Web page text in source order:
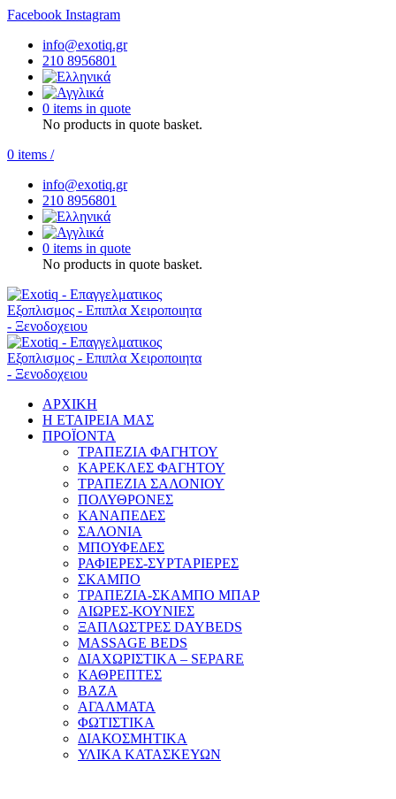
Facebook Instagram
info@exotiq.gr
210 8956801
0 items in quote
No products in quote basket.
0 items /
info@exotiq.gr
210 8956801
0 items in quote
No products in quote basket.
ΑΡΧΙΚΗ
Η ΕΤΑΙΡΕΙΑ ΜΑΣ
ΠΡΟΪΟΝΤΑ
ΤΡΑΠΕΖΙΑ ΦΑΓΗΤΟΥ
ΚΑΡΕΚΛΕΣ ΦΑΓΗΤΟΥ
ΤΡΑΠΕΖΙΑ ΣΑΛΟΝΙΟΥ
ΠΟΛΥΘΡΟΝΕΣ
ΚΑΝΑΠΕΔΕΣ
ΣΑΛΟΝΙΑ
ΜΠΟΥΦΕΔΕΣ
ΡΑΦΙΕΡΕΣ-ΣΥΡΤΑΡΙΕΡΕΣ
ΣΚΑΜΠΟ
ΤΡΑΠΕΖΙΑ-ΣΚΑΜΠΟ ΜΠΑΡ
ΑΙΩΡΕΣ-ΚΟΥΝΙΕΣ
ΞΑΠΛΩΣΤΡΕΣ DAYBEDS
MASSAGE BEDS
ΔΙΑΧΩΡΙΣΤΙΚΑ – SEPARE
ΚΑΘΡΕΠΤΕΣ
ΒΑΖΑ
ΑΓΑΛΜΑΤΑ
ΦΩΤΙΣΤΙΚΑ
ΔΙΑΚΟΣΜΗΤΙΚΑ
ΥΛΙΚΑ ΚΑΤΑΣΚΕΥΩΝ